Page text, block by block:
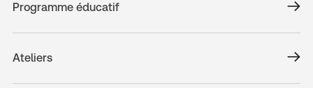
Programme éducatif
Ateliers